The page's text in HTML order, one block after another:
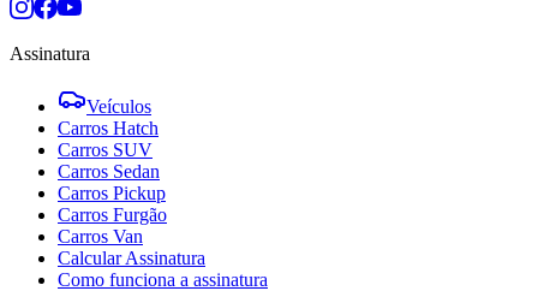
Assinatura
Veículos
Carros Hatch
Carros SUV
Carros Sedan
Carros Pickup
Carros Furgão
Carros Van
Calcular Assinatura
Como funciona a assinatura